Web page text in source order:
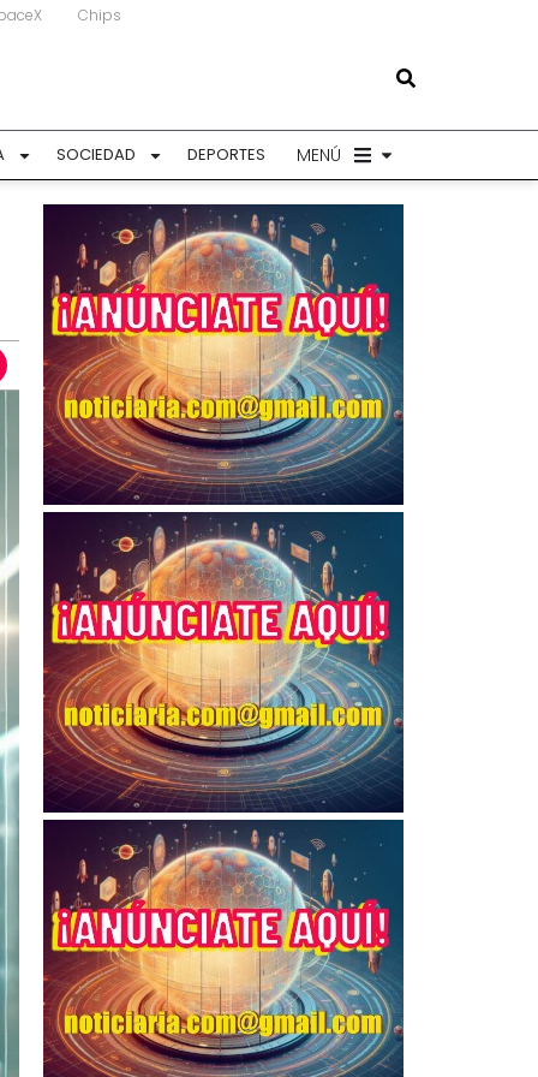
Chips
SOCIEDAD DEPORTES MENÚ